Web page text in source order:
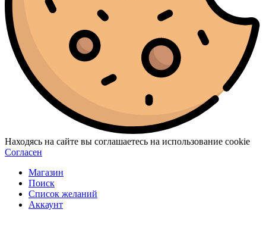
Находясь на сайте вы соглашаетесь на использование cookie
Согласен
Магазин
Поиск
Список желаний
Аккаунт